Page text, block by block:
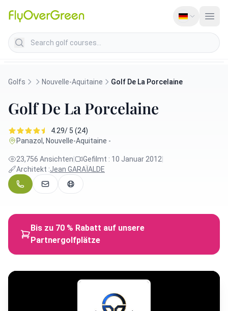
Search golf courses
Golfs Nouvelle-Aquitaine Golf De La Porcelaine
Golf De La Porcelaine
4.29/ 5 (24)
Panazol, Nouvelle-Aquitaine -
23,756 Ansichten Gefilmt : 10 Januar 2012
Architekt :Jean GARAÏALDE
Bis zu 70 % Rabatt auf unsere
Partnergolfplätze